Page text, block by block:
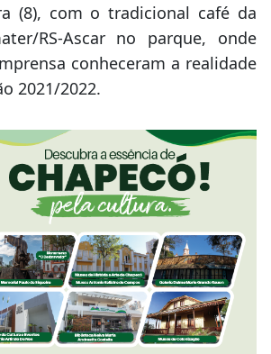
(8), com o tradicional café da
RS-Ascar no parque, onde
conheceram a realidade
2021/2022.